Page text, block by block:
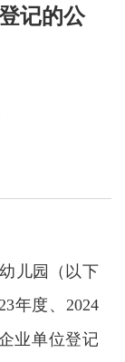
记的公
儿园（以下
年度、 2024
业单位登记